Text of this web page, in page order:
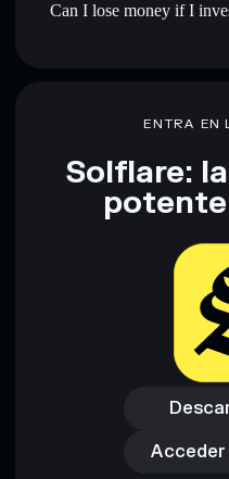
Can I lose money if I
ENTRA EN
Solflare:
Acceder